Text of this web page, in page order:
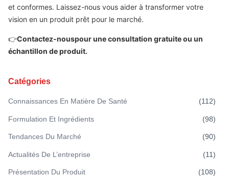
et conformes. Laissez-nous vous aider à transformer votre
vision en un produit prêt pour le marché.
👉Contactez-nouspour une consultation gratuite ou un
échantillon de produit.
Catégories
Connaissances En Matière De Santé (112)
Formulation Et Ingrédients (98)
Tendances Du Marché (90)
Actualités De L’entreprise (11)
Présentation Du Produit (108)